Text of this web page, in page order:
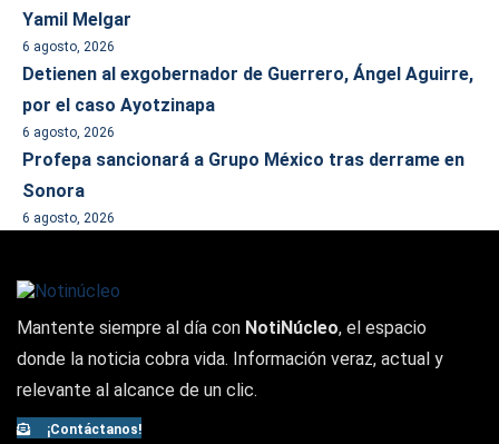
Yamil Melgar
6 agosto, 2026
Detienen al exgobernador de Guerrero, Ángel Aguirre,
por el caso Ayotzinapa
6 agosto, 2026
Profepa sancionará a Grupo México tras derrame en
Sonora
6 agosto, 2026
Mantente siempre al día con NotiNúcleo, el espacio
donde la noticia cobra vida. Información veraz, actual y
relevante al alcance de un clic.
¡Contáctanos!